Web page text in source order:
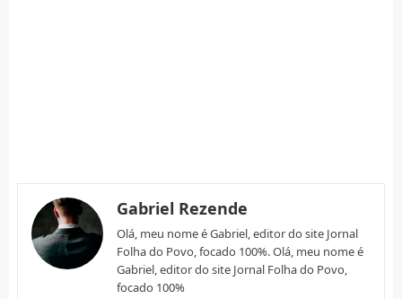
Gabriel Rezende
Olá, meu nome é Gabriel, editor do site Jornal
Folha do Povo, focado 100%. Olá, meu nome é
Gabriel, editor do site Jornal Folha do Povo,
focado 100%